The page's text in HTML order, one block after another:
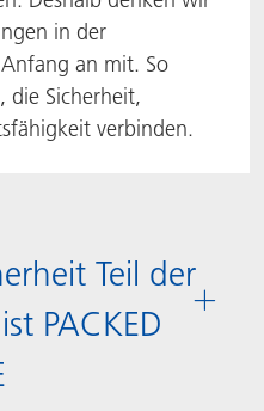
in der
an mit. So
die Sicherheit,
verbinden.
Teil der
PACKED